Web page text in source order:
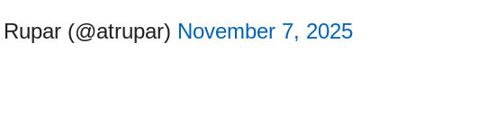
(@atrupar) November 7, 2025